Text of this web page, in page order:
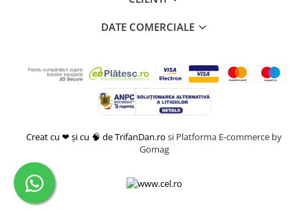
DATE COMERCIALE
Creat cu ❤ și cu 🧠 de TrifanDan.ro si Platforma E-commerce by
Gomag